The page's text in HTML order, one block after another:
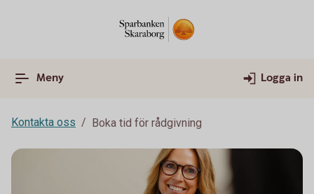
Meny Logga in
Kontakta oss Boka tid för rådgivning